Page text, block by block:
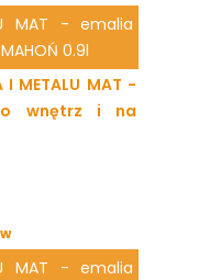
MAT - emalia
0.9l
I METALU MAT -
wnętrz i na
MAT - emalia